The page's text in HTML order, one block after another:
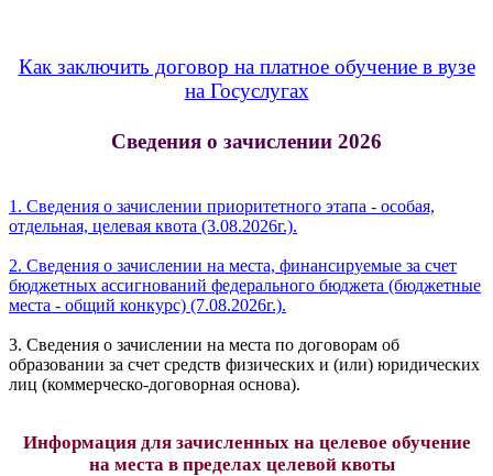
Как заключить договор на платное обучение в вузе
на Госуслугах
Сведения о зачислении 2026
1. Сведения о зачислении приоритетного этапа - особая,
отдельная, целевая квота (3.08.2026г.).
2. Сведения о зачислении на места, финансируемые за счет
бюджетных ассигнований федерального бюджета (бюджетные
места - общий конкурс) (7.08.2026г.).
3. Сведения о зачислении на места по договорам об
образовании за счет средств физических и (или) юридических
лиц (коммерческо-договорная основа).
Информация для зачисленных на целевое обучение
на места в пределах целевой квоты